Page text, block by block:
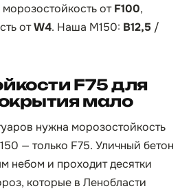
морозостойкость отF100,
отW4. Наша М150: B12,5 /
F75 для
мало
нужна морозостойкость
— только F75. Уличный бетон
небом и проходит десятки
которые в Ленобласти